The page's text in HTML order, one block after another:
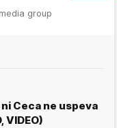
group
Ceca ne uspeva
VIDEO)